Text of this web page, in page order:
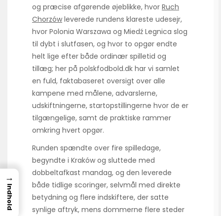
og præcise afgørende øjeblikke, hvor Ruch
Chorzów leverede rundens klareste udesejr,
hvor Polonia Warszawa og Miedź Legnica slog
til dybt i slutfasen, og hvor to opgør endte
helt lige efter både ordinær spilletid og
tillæg; her på polskfodbold.dk har vi samlet
en fuld, faktabaseret oversigt over alle
kampene med målene, advarslerne,
udskiftningerne, startopstillingerne hvor de er
tilgængelige, samt de praktiske rammer
omkring hvert opgør.
Runden spændte over fire spilledage,
begyndte i Kraków og sluttede med
dobbeltafkast mandag, og den leverede
både tidlige scoringer, selvmål med direkte
betydning og flere indskiftere, der satte
synlige aftryk, mens dommerne flere steder
→
Indhold